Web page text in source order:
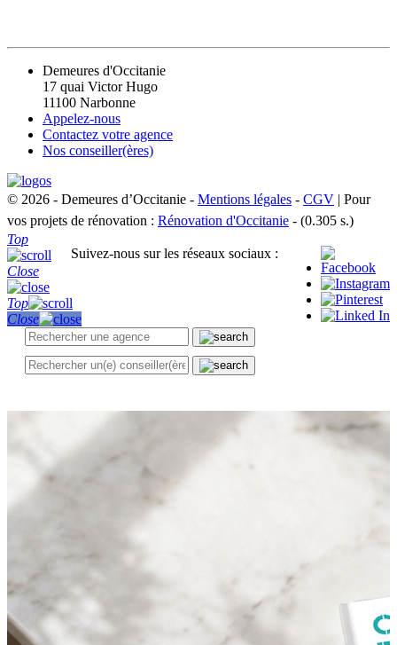
Demeures d'Occitanie
17 quai Victor Hugo
11100 Narbonne
Appelez-nous
Contactez votre agence
Nos conseiller(ères)
© 2026 - Demeures d’Occitanie - Mentions légales - CGV | Pour
vos projets de rénovation : Rénovation d'Occitanie - (0.305 s.)
Suivez-nous sur les réseaux sociaux :
Top
Close
Top
Close